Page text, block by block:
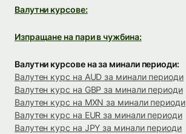
Валутни курсове:
Изпращане на пари в чужбина:
Валутни курсове на за минали периоди:
Валутен курс на AUD за минали периоди
Валутен курс на GBP за минали периоди
Валутен курс на MXN за минали периоди
Валутен курс на EUR за минали периоди
Валутен курс на JPY за минали периоди